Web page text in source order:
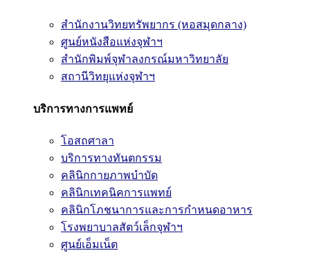
สำนักงานวิทยทรัพยากร (หอสมุดกลาง)
ศูนย์หนังสือแห่งจุฬาฯ
สำนักพิมพ์จุฬาลงกรณ์มหาวิทยาลัย
สถานีวิทยุแห่งจุฬาฯ
บริการทางการแพทย์
โอสถศาลา
บริการทางทันตกรรม
คลินิกกายภาพบำบัด
คลินิกเทคนิคการแพทย์
คลินิกโภชนาการและการกำหนดอาหาร
โรงพยาบาลสัตว์เล็กจุฬาฯ
ศูนย์เอ็มเน็ต